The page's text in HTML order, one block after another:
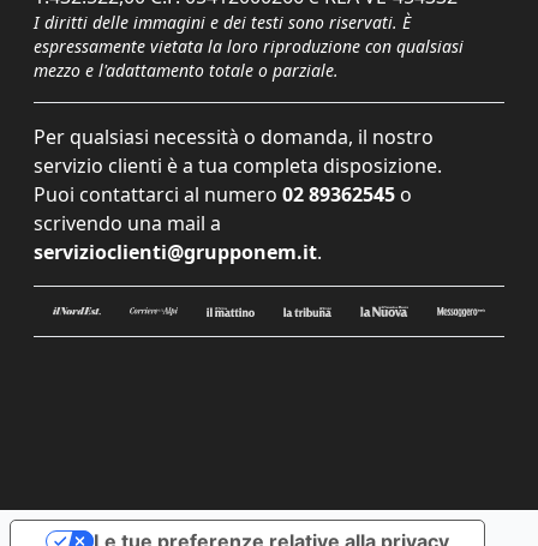
I diritti delle immagini e dei testi sono riservati. È
espressamente vietata la loro riproduzione con qualsiasi
mezzo e l'adattamento totale o parziale.
Per qualsiasi necessità o domanda, il nostro
servizio clienti è a tua completa disposizione.
Puoi contattarci al numero 02 89362545 o
scrivendo una mail a
servizioclienti@grupponem.it.